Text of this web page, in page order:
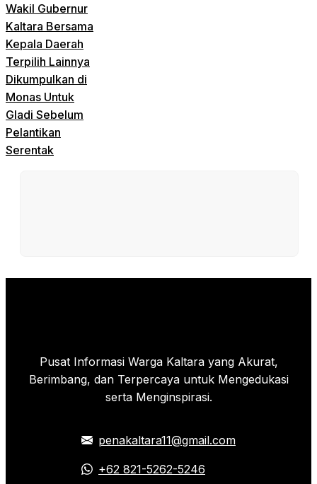
Wakil Gubernur
Kaltara Bersama
Kepala Daerah
Terpilih Lainnya
Dikumpulkan di
Monas Untuk
Gladi Sebelum
Pelantikan
Serentak
Pusat Informasi Warga Kaltara yang Akurat,
Berimbang, dan Terpercaya untuk Mengedukasi
serta Menginspirasi.
penakaltara11@gmail.com
+62 821-5262-5246